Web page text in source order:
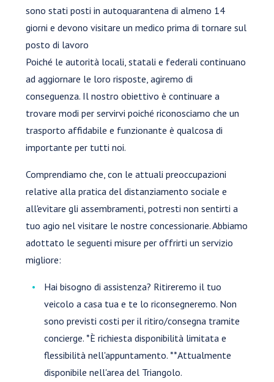
sono stati posti in autoquarantena di almeno 14
giorni e devono visitare un medico prima di tornare sul
posto di lavoro
Poiché le autorità locali, statali e federali continuano
ad aggiornare le loro risposte, agiremo di
conseguenza. Il nostro obiettivo è continuare a
trovare modi per servirvi poiché riconosciamo che un
trasporto affidabile e funzionante è qualcosa di
importante per tutti noi.
Comprendiamo che, con le attuali preoccupazioni
relative alla pratica del distanziamento sociale e
all'evitare gli assembramenti, potresti non sentirti a
tuo agio nel visitare le nostre concessionarie. Abbiamo
adottato le seguenti misure per offrirti un servizio
migliore:
Hai bisogno di assistenza? Ritireremo il tuo
veicolo a casa tua e te lo riconsegneremo. Non
sono previsti costi per il ritiro/consegna tramite
concierge. *È richiesta disponibilità limitata e
flessibilità nell'appuntamento. **Attualmente
disponibile nell'area del Triangolo.